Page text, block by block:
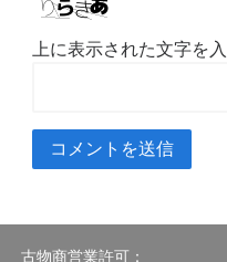
上に表示された文字を
古物商営業許可：